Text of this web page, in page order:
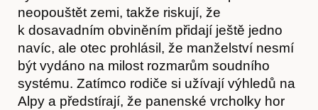
neopouštět zemi, takže riskují, že
k dosavadním obviněním přidají ještě jedno
navíc, ale otec prohlásil, že manželství nesmí
být vydáno na milost rozmarům soudního
systému. Zatímco rodiče si užívají výhledů na
Alpy a předstírají, že panenské vrcholky hor